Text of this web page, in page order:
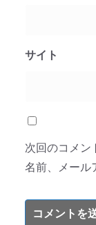
サイト
次回のコメン
名前、メール